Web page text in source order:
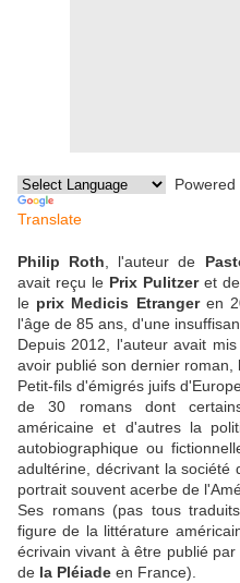
Powered
Translate
Philip Roth , l'auteur de
avait reçu le Prix Pulitzeret de
le prix Medicis Etrangeren
l'âge de 85 ans, d'une
Depuis 2012, l'auteur avait
avoir publié son dernier roman,
Petit-fils d'émigrés juifs
de 30 romans dont
américaine et d'autres la
autobiographique ou
adultérine, décrivant la société
portrait souvent acerbe de
Ses romans (pas tous
figure de la littérature
écrivain vivant à être publié
de la Pléiade en France).